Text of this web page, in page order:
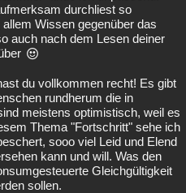
durchliest so
Wissen gegenüber das
auch nach dem Lesen deiner
du vollkommen recht! Es gibt
rundherum die in
meistens optimistisch, weil es
Thema "Fortschritt" sehe ich
sooo viel Leid und Elend
kann und will. Was den
Gleichgültigkeit
sollen.